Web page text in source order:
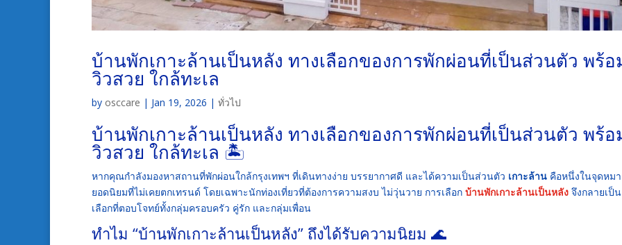
บ้านพักเกาะล้านเป็นหลัง ทางเลือกของการพักผ่อนที่เป็นส่วนตัว พร้อ
วิวสวย ใกล้ทะเล
by osccare | Jan 19, 2026 | ทั่วไป
บ้านพักเกาะล้านเป็นหลัง ทางเลือกของการพักผ่อนที่เป็นส่วนตัว พร้อ
วิวสวย ใกล้ทะเล 🏝️
หากคุณกำลังมองหาสถานที่พักผ่อนใกล้กรุงเทพฯ ที่เดินทางง่าย บรรยากาศดี และได้ความเป็นส่วนตัว เกาะล้าน คือหนึ่งในจุดหม
ยอดนิยมที่ไม่เคยตกเทรนด์ โดยเฉพาะนักท่องเที่ยวที่ต้องการความสงบ ไม่วุ่นวาย การเลือก บ้านพักเกาะล้านเป็นหลัง จึงกลายเป็
เลือกที่ตอบโจทย์ทั้งกลุ่มครอบครัว คู่รัก และกลุ่มเพื่อน
ทำไม “บ้านพักเกาะล้านเป็นหลัง” ถึงได้รับความนิยม 🌊